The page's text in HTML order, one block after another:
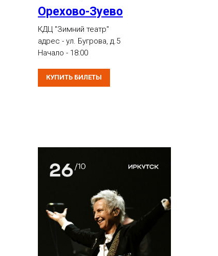
Орехово-Зуево
КДЦ "Зимний театр"
адрес - ул. Бугрова, д.5
Начало - 18:00
КУПИТЬ БИЛЕТЫ